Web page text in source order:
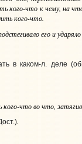
кого-что к чему, на
кого-что.
его и ударяло
в каком‑л. деле
кого-чтово что,
.